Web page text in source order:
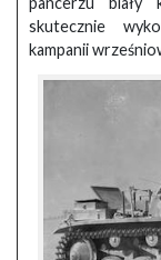
skutecznie
kampanii